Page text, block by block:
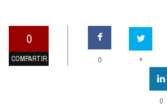
0
COMPARTIR 0 +
0